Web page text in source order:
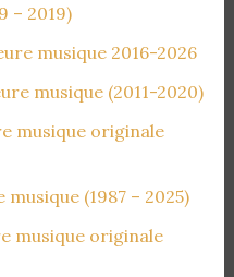
– 2019)
musique 2016-2026
musique (2011-2020)
musique originale
(1987 – 2025)
musique originale